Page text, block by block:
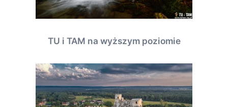
TU i TAM na wyższym poziomie